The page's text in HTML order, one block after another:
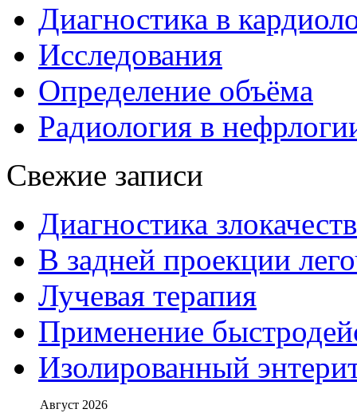
Диагностика в
Исследования
Определение объёма
Радиология в
Свежие записи
Диагностика
В задней проекции
Лучевая терапия
Применение
Изолированный
Август 2026